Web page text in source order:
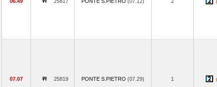
07.07 25819 PONTE S.PIETRO (07.29) 1